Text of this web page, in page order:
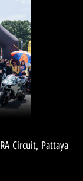
Circuit, Pattaya